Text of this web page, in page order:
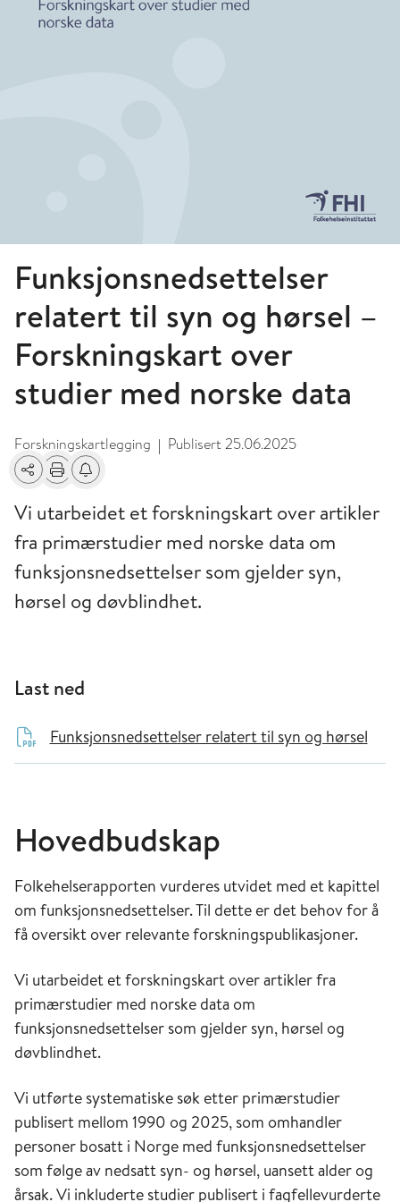
Funksjonsnedsettelser
relatert til syn og hørsel –
Forskningskart over
studier med norske data
Forskningskartlegging | Publisert25.06.2025
Del Skriv utFå varsel om endringer
Vi utarbeidet et forskningskart over artikler
fra primærstudier med norske data om
funksjonsnedsettelser som gjelder syn,
hørsel og døvblindhet.
Last ned
Funksjonsnedsettelser relatert til syn og hørsel
Hovedbudskap
Folkehelserapporten vurderes utvidet med et kapittel
om funksjonsnedsettelser. Til dette er det behov for å
få oversikt over relevante forskningspublikasjoner.
Vi utarbeidet et forskningskart over artikler fra
primærstudier med norske data om
funksjonsnedsettelser som gjelder syn, hørsel og
døvblindhet.
Vi utførte systematiske søk etter primærstudier
publisert mellom 1990 og 2025, som omhandler
personer bosatt i Norge med funksjonsnedsettelser
som følge av nedsatt syn- og hørsel, uansett alder og
årsak. Vi inkluderte studier publisert i fagfellevurderte